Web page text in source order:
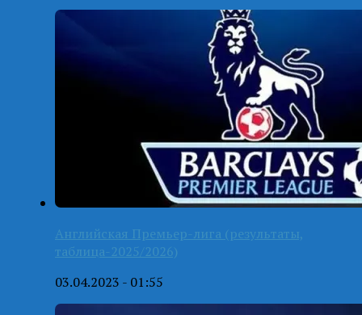
Английская Премьер-лига (результаты,
таблица-2025/2026)
03.04.2023 - 01:55